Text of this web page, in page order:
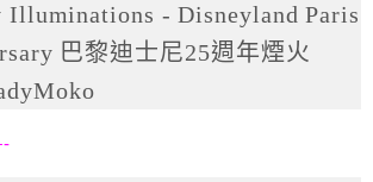
Illuminations - Disneyland Paris
巴黎迪士尼25週年煙火